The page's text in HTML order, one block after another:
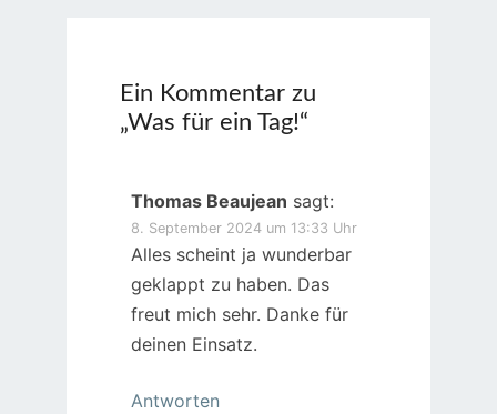
Ein Kommentar zu
„Was für ein Tag!“
Thomas Beaujean sagt:
8. September 2024 um 13:33 Uhr
Alles scheint ja wunderbar
geklappt zu haben. Das
freut mich sehr. Danke für
deinen Einsatz.
Antworten